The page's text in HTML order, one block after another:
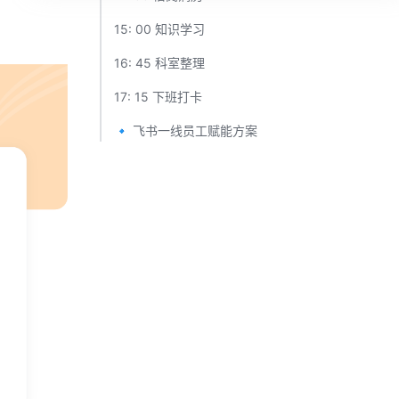
15: 00 知识学习 ​
16: 45 科室整理 ​
17: 15 下班打卡​
🔹 飞书一线员工赋能方案​